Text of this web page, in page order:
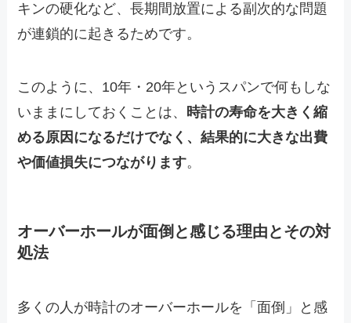
キンの硬化など、長期間放置による副次的な問題
が連鎖的に起きるためです。
このように、10年・20年というスパンで何もしな
いままにしておくことは、 時計の寿命を大きく縮
める原因になるだけでなく、結果的に大きな出費
や価値損失につながります。
オーバーホールが面倒と感じる理由とその対
処法
多くの人が時計のオーバーホールを「面倒」と感